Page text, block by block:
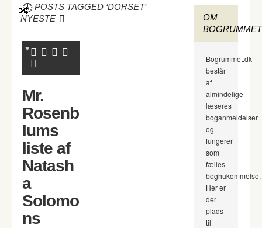
POSTS TAGGED ‘DORSET’ -
NYESTE
Mr.
Rosenb
lums
liste af
Natash
a
Solomo
ns
OM
BOGRUMMET
Bogrummet.dk
består
af
almindelige
læseres
boganmeldelser
og
fungerer
som
fælles
boghukommelse.
Her er
der
plads
til